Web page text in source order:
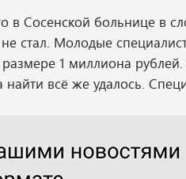
в Сосенской больнице в
стал. Молодые
1 миллиона
найти всё же удалось.